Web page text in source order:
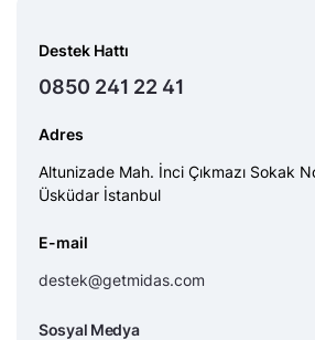
Destek Hattı
0850 241 22 41
Adres
Altunizade Mah. İnci Çıkmazı Sokak
Üsküdar İstanbul
E-mail
destek@getmidas.com
Sosyal Medya